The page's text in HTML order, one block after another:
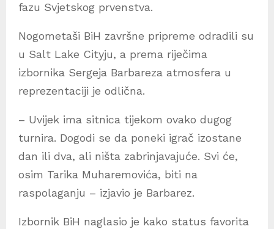
fazu Svjetskog prvenstva.
Nogometaši BiH završne pripreme odradili su
u Salt Lake Cityju, a prema riječima
izbornika Sergeja Barbareza atmosfera u
reprezentaciji je odlična.
– Uvijek ima sitnica tijekom ovako dugog
turnira. Dogodi se da poneki igrač izostane
dan ili dva, ali ništa zabrinjavajuće. Svi će,
osim Tarika Muharemovića, biti na
raspolaganju – izjavio je Barbarez.
Izbornik BiH naglasio je kako status favorita